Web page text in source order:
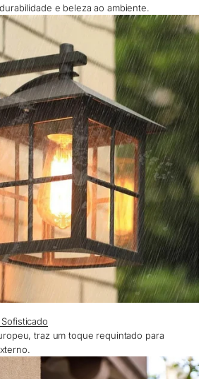
e beleza ao ambiente.
traz um toque requintado para